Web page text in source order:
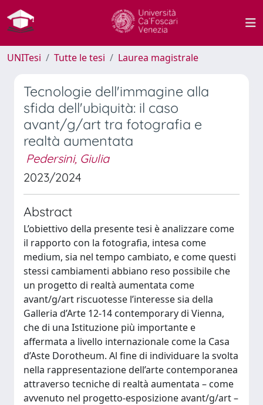
UNITesi Tutte le tesi Laurea magistrale
Tecnologie dell'immagine alla
sfida dell'ubiquità: il caso
avant/g/art tra fotografia e
realtà aumentata
Pedersini, Giulia
2023/2024
Abstract
L’obiettivo della presente tesi è analizzare come
il rapporto con la fotografia, intesa come
medium, sia nel tempo cambiato, e come questi
stessi cambiamenti abbiano reso possibile che
un progetto di realtà aumentata come
avant/g/art riscuotesse l’interesse sia della
Galleria d’Arte 12-14 contemporary di Vienna,
che di una Istituzione più importante e
affermata a livello internazionale come la Casa
d’Aste Dorotheum. Al fine di individuare la svolta
nella rappresentazione dell’arte contemporanea
attraverso tecniche di realtà aumentata – come
avvenuto nel progetto-esposizione avant/g/art –